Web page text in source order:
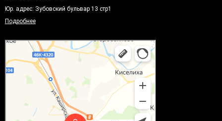
Юр. адрес: Зубовский бульвар 13 стр1
Подробнее